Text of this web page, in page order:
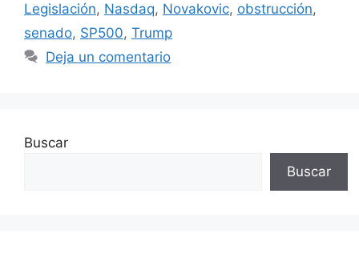
Legislación, Nasdaq, Novakovic, obstrucción,
senado, SP500, Trump
Deja un comentario
Buscar
Buscar